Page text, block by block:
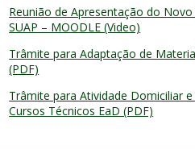
Reunião de Apresentação do
SUAP – MOODLE (Video)
Trâmite para Adaptação de
(PDF)
Trâmite para Atividade Domiciliar
Cursos Técnicos EaD (PDF)